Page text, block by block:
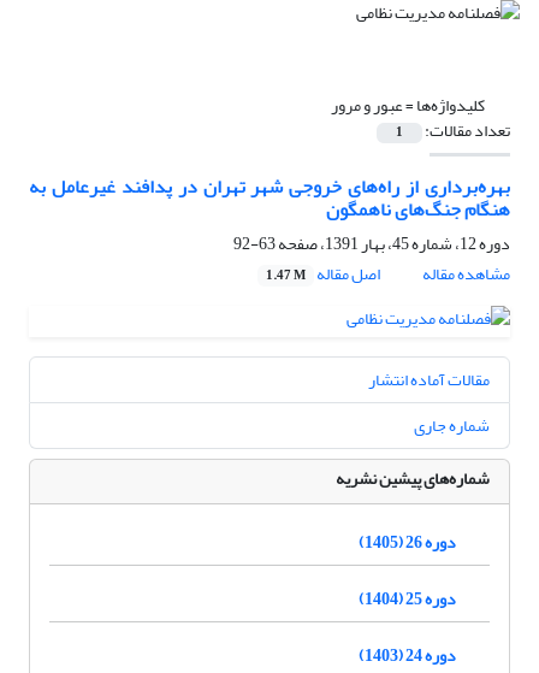
کلیدواژه‌ها =عبور و مرور
تعداد مقالات: 1
بهره‌برداری از راه‌های خروجی شهر تهران در پدافند غیرعامل به
هنگام جنگ‌های ناهمگون
دوره 12، شماره 45، بهار 1391، صفحه
63-92
مشاهده مقاله
اصل مقاله 1.47 M
مقالات آماده انتشار
شماره جاری
شماره‌های پیشین نشریه
دوره 26 (1405)
دوره 25 (1404)
دوره 24 (1403)